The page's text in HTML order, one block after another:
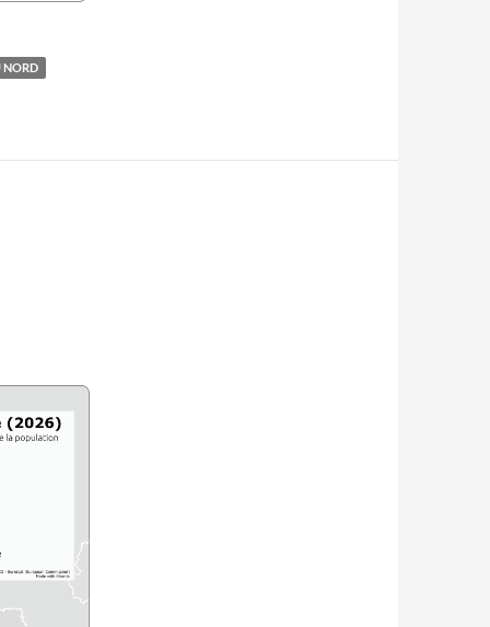
NORD